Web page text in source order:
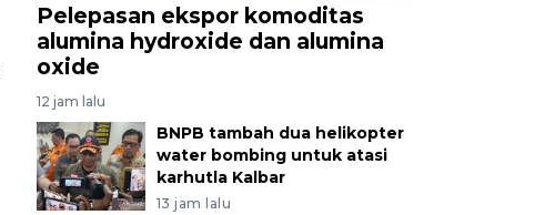
Pelepasan ekspor komoditas
alumina hydroxide dan alumina
oxide
12 jam lalu
BNPB tambah dua helikopter
water bombing untuk atasi
karhutla Kalbar
13 jam lalu